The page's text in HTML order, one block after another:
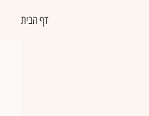
דף הבית